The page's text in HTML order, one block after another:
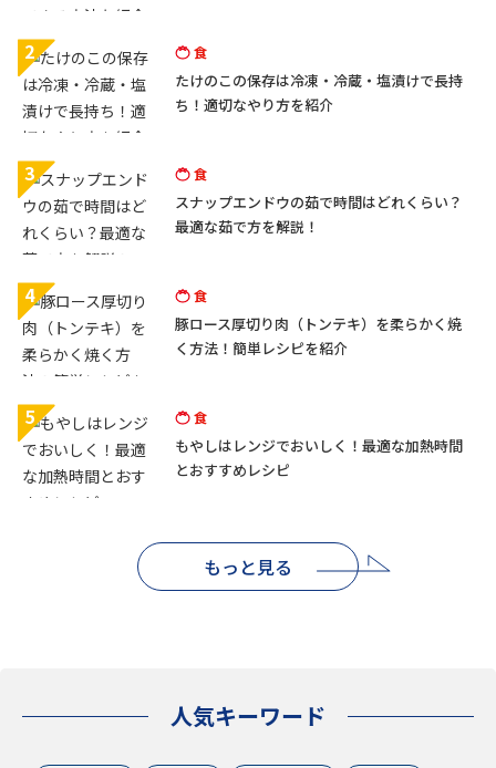
2 食
たけのこの保存は冷凍・冷蔵・塩漬けで長持
ち！適切なやり方を紹介
3 食
スナップエンドウの茹で時間はどれくらい？
最適な茹で方を解説！
4 食
豚ロース厚切り肉（トンテキ）を柔らかく焼
く方法！簡単レシピを紹介
5 食
もやしはレンジでおいしく！最適な加熱時間
とおすすめレシピ
もっと見る
人気キーワード